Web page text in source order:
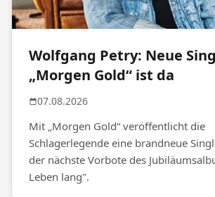
Wolfgang Petry: Neue
„Morgen Gold“ ist da
07.08.2026
Mit „Morgen Gold“ veröffentlicht die
Schlagerlegende eine brandneue
der nächste Vorbote des
Leben lang".